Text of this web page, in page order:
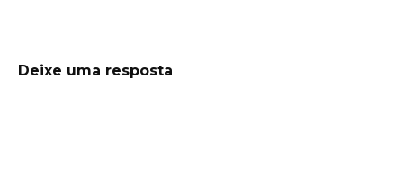
Deixe uma resposta